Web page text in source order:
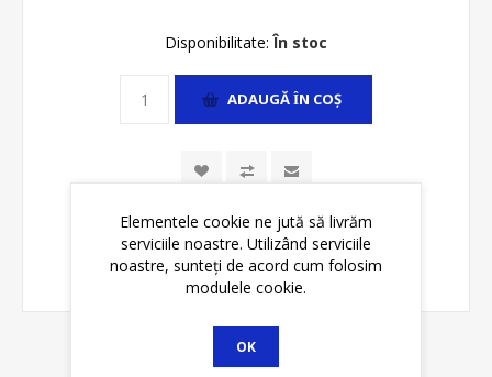
Disponibilitate: În stoc
ADAUGĂ ȊN COŞ
Elementele cookie ne jută să livrăm
serviciile noastre. Utilizând serviciile
noastre, sunteți de acord cum folosim
modulele cookie.
OK